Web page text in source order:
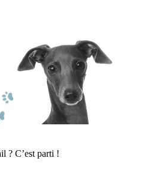
? C’est parti !